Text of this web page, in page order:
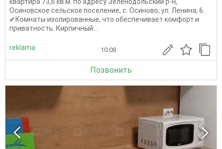
Осиновское сельское поселение, с. Осиново, ул. Ленина, 6.
✔Комнаты изолированные, что обеспечивает комфорт и
приватность. Кирпичный...
reklama 10.08
Позвонить